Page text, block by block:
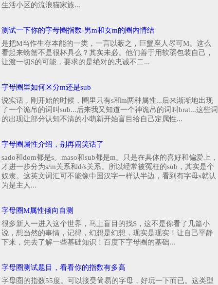
生活小区的流浪猫家族...
测试一下你的字母圈指数-男m和女m的圈内情结
是把M当作生存本能的一类，一言以蔽之，巨蟹座人尽可M。这么
看起来螃蟹不是很杯具么？其实未必。他们善于用软弱包装自己，
让渡一切S的可能，要求的是绝对的忠诚不二...
字母圈里如何区分m还是sub
说实话，刚开始的时候，圈里只有s和m两种属性...后来渐渐地出现
了一个诡吊的词叫sub...后来我又知道一个神诡吊的词叫brat...这些词
的出现让部分认知不清的小萌新开始盲目给自己定属性...
字母圈属性介绍，别再闹笑话了
sado和dom都是s。maso和sub都是m。只是在具体的喜好和偏爱上，
才进一步分为s/m关系和d/s关系。所以经常被冤枉的sub，其实是个
奴隶。这英文词汇可不能像中国汉字一样认半边，看到有字母s就认
为是主人...
字母圈M属性倾向自测
很多新人一进入这个世界，马上盲目的找S，这不是你看了几篇小
说，想当然的事情，记得，幻想是幻想，现实是现实！让自己平静
下来，先去了解一些基础知识！百度下字母圈的基础...
字母圈测试题目，看看你的指数有多高
字母圈的指数55度。可以接受简易的字母，好玩一下而已。这类型